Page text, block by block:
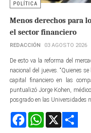
POLÍTICA
Menos derechos para
el sector financiero
REDACCIÓN 03 AGOSTO 2026
De esto va la reforma del
nacional del jueves. “Quienes
capital financiero en las
puntualizó Jorge Kohen,
posgrado en las Universidades
FacebookWhatsApp